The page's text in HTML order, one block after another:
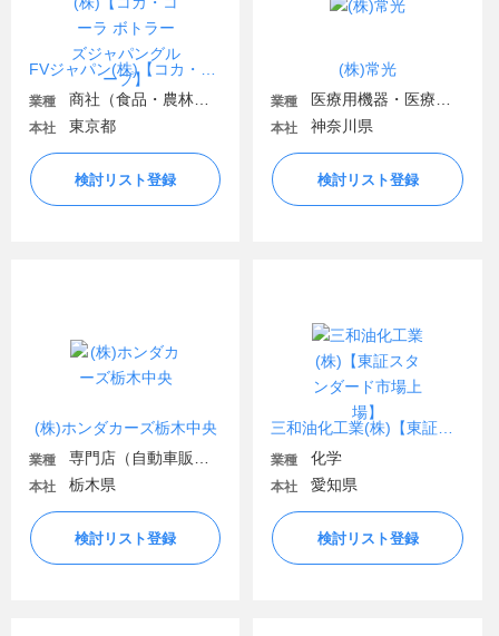
業種
本社 東京都
検討リスト登録
(株)常光
業種
本社 神奈川県
検討リスト登録
(株)ホンダカーズ栃木中央
業種
本社 栃木県
検討リスト登録
業種 化学
本社 愛知県
検討リスト登録